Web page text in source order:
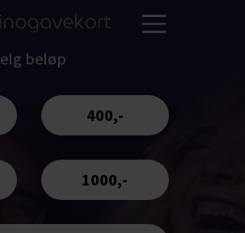
beløp
400,-
1000,-